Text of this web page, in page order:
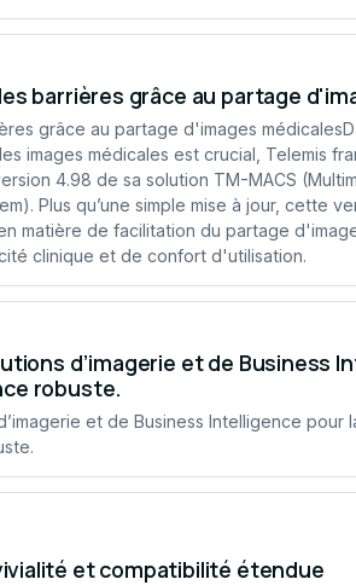
barrières grâce au partage
grâce au partage d'images
images médicales est crucial, Telemis
4.98 de sa solution TM-MACS
Plus qu’une simple mise à jour, cette
matière de facilitation du partage
clinique et de confort d'utilisation.
d’imagerie et de Business
robuste.
et de Business Intelligence pour
et compatibilité étendue